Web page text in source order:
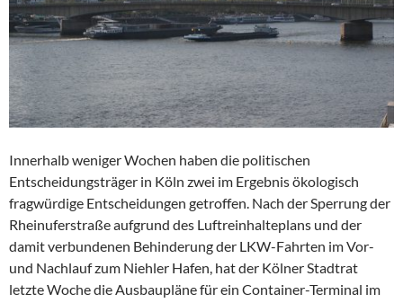
Innerhalb weniger Wochen haben die politischen
Entscheidungsträger in Köln zwei im Ergebnis ökolo­gisch
fragwürdige Entscheidungen getroffen. Nach der Sperrung der
Rheinuferstraße aufgrund des Luftreinhalteplans und der
damit verbundenen Behinde­rung der LKW-Fahrten im Vor-
und Nachlauf zum Niehler Hafen, hat der Kölner Stadtrat
letzte Woche die Ausbaupläne für ein Container-Terminal im